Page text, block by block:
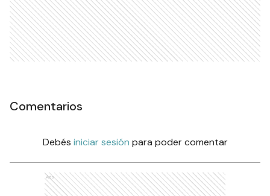
Comentarios
Debés iniciar sesión para poder comentar
Ads